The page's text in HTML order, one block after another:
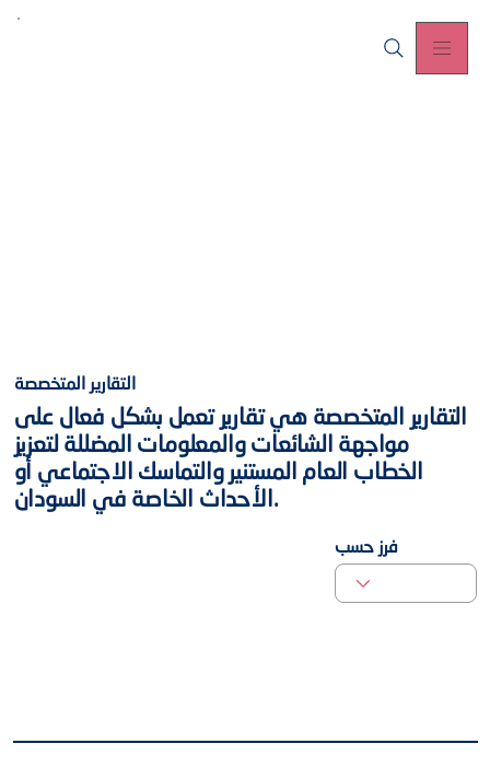
فرز حسب
التقارير المتخصصة
التقارير المتخصصة هي تقارير تعمل بشكل فعال على
مواجهة الشائعات والمعلومات المضللة لتعزيز
الخطاب العام المستنير والتماسك الاجتماعي أو
الأحداث الخاصة في السودان.